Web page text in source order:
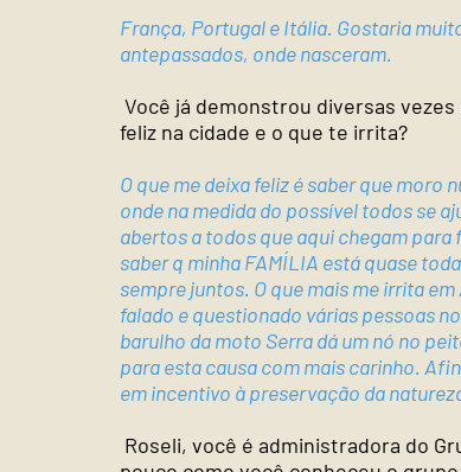
França, Portugal e Itália. Gostaria
antepassados, onde nasceram.
Você já demonstrou diversas
feliz na cidade e o que te irrita?
O que me deixa feliz é saber que moro
onde na medida do possível todos se
abertos a todos que aqui chegam para
saber q minha FAMÍLIA está quase
sempre juntos. O que mais me irrita
falado e questionado várias pessoas
barulho da moto Serra dá um nó no
para esta causa com mais carinho.
em incentivo à preservação da
Roseli, você é administradora do